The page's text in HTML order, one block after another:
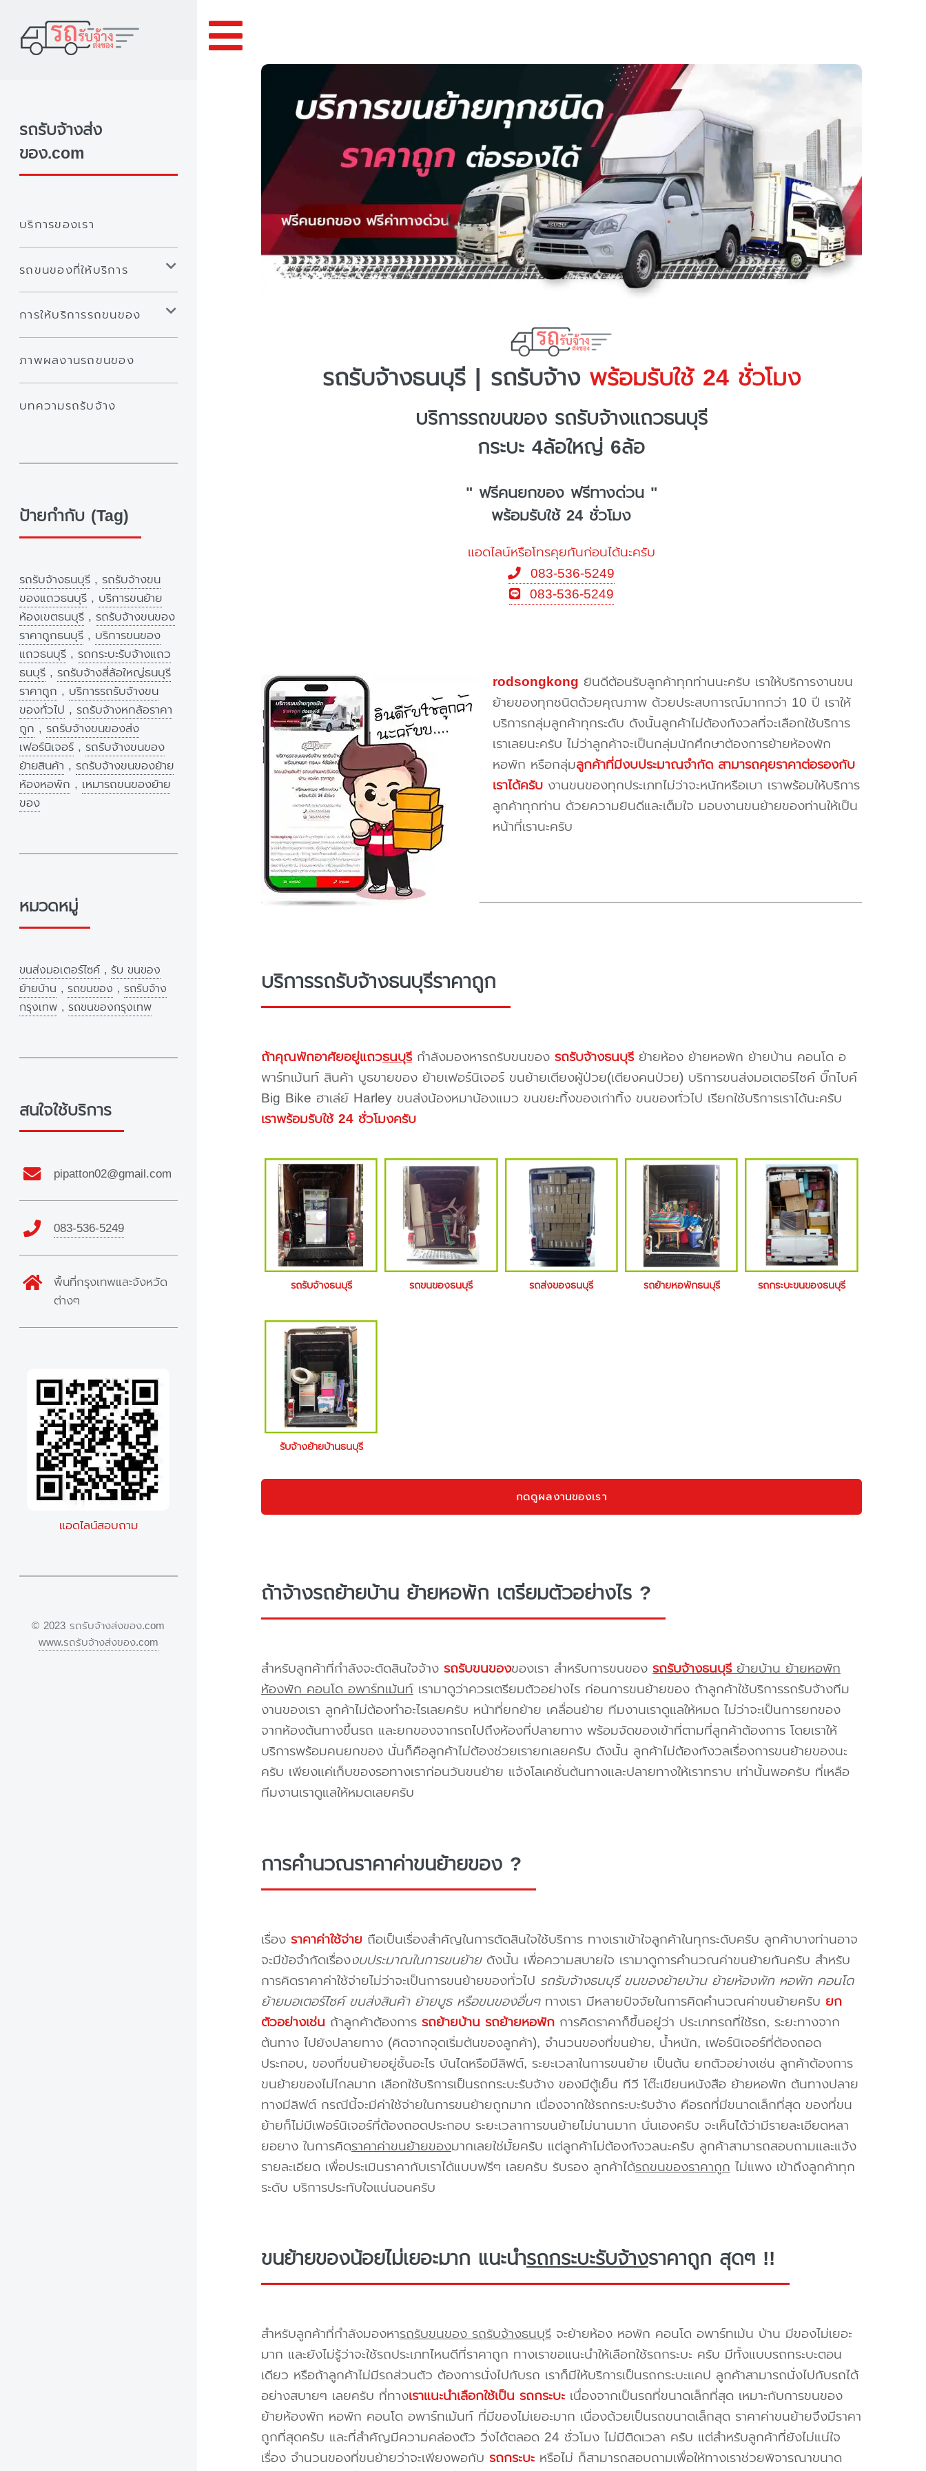
รถรับจ้างธนบุรี | รถรับจ้างพร้อมรับใช้ 24 ชั่วโมง
บริการรถขนของ รถรับจ้างแถวธนบุรี
กระบะ 4ล้อใหญ่ 6ล้อ
" ฟรีคนยกของ ฟรีทางด่วน "
พร้อมรับใช้ 24 ชั่วโมง
แอดไลน์หรือโทรคุยกันก่อนได้นะครับ
083-536-5249
083-536-5249
rodsongkong ยินดีต้อนรับลูกค้าทุกท่านนะครับ เราให้บริการงานขน
ย้ายของทุกชนิดด้วยคุณภาพ ด้วยประสบการณ์มากกว่า 10 ปี เราให้
บริการกลุ่มลูกค้าทุกระดับ ดังนั้นลูกค้าไม่ต้องกังวลที่จะเลือกใช้บริการ
เราเลยนะครับ ไม่ว่าลูกค้าจะเป็นกลุ่มนักศึกษาต้องการย้ายห้องพัก
หอพัก หรือกลุ่มลูกค้าที่มีงบประมาณจำกัด สามารถคุยราคาต่อรองกับ
เราได้ครับงานขนของทุกประเภทไม่ว่าจะหนักหรือเบา เราพร้อมให้บริการ
ลูกค้าทุกท่าน ด้วยความยินดีและเต็มใจ มอบงานขนย้ายของท่านให้เป็น
หน้าที่เรานะครับ
บริการรถรับจ้างธนบุรีราคาถูก
ถ้าคุณพักอาศัยอยู่แถวธนบุรีกำลังมองหารถรับขนของ รถรับจ้างธนบุรีย้ายห้อง ย้ายหอพัก ย้ายบ้าน คอนโด อ
พาร์ทเม้นท์ สินค้า บูธขายของ ย้ายเฟอร์นิเจอร์ ขนย้ายเตียงผู้ป่วย(เตียงคนป่วย) บริการขนส่งมอเตอร์ไซค์ บิ๊กไบค์
Big Bike ฮาเล่ย์ Harley ขนส่งน้องหมาน้องแมว ขนขยะทิ้งของเก่าทิ้ง ขนของทั่วไป เรียกใช้บริการเราได้นะครับ
เราพร้อมรับใช้ 24 ชั่วโมงครับ
รถรับจ้างธนบุรี รถขนของธนบุรี รถส่งของธนบุรี รถย้ายหอพักธนบุรี รถกระบะขนของธนบุรี
รับจ้างย้ายบ้านธนบุรี
กดดูผลงานของเรา
ถ้าจ้างรถย้ายบ้าน ย้ายหอพัก เตรียมตัวอย่างไร ?
สำหรับลูกค้าที่กำลังจะตัดสินใจจ้าง รถรับขนของของเรา สำหรับการขนของ รถรับจ้างธนบุรีย้ายบ้าน ย้ายหอพัก
ห้องพัก คอนโด อพาร์ทเม้นท์เรามาดูว่าควรเตรียมตัวอย่างไร ก่อนการขนย้ายของ ถ้าลูกค้าใช้บริการรถรับจ้างทีม
งานของเรา ลูกค้าไม่ต้องทำอะไรเลยครับ หน้าที่ยกย้าย เคลื่อนย้าย ทีมงานเราดูแลให้หมด ไม่ว่าจะเป็นการยกของ
จากห้องต้นทางขึ้นรถ และยกของจากรถไปถึงห้องที่ปลายทาง พร้อมจัดของเข้าที่ตามที่ลูกค้าต้องการ โดยเราให้
บริการพร้อมคนยกของ นั่นก็คือลูกค้าไม่ต้องช่วยเรายกเลยครับ ดังนั้น ลูกค้าไม่ต้องกังวลเรื่องการขนย้ายของนะ
ครับ เพียงแค่เก็บของรอทางเราก่อนวันขนย้าย แจ้งโลเคชั่นต้นทางและปลายทางให้เราทราบ เท่านั้นพอครับ ที่เหลือ
ทีมงานเราดูแลให้หมดเลยครับ
การคำนวณราคาค่าขนย้ายของ ?
เรื่อง ราคาค่าใช้จ่าย ถือเป็นเรื่องสำคัญในการตัดสินใจใช้บริการ ทางเราเข้าใจลูกค้าในทุกระดับครับ ลูกค้าบางท่านอาจ
จะมีข้อจำกัดเรื่องงบประมาณในการขนย้ายดังนั้น เพื่อความสบายใจ เรามาดูการคำนวณค่าขนย้ายกันครับ สำหรับ
การคิดราคาค่าใช้จ่ายไม่ว่าจะเป็นการขนย้ายของทั่วไป รถรับจ้างธนบุรี ขนของย้ายบ้าน ย้ายห้องพัก หอพัก คอนโด
ย้ายมอเตอร์ไซค์ ขนส่งสินค้า ย้ายบูธ หรือขนของอื่นๆทางเรา มีหลายปัจจัยในการคิดคำนวณค่าขนย้ายครับ ยก
ตัวอย่างเช่น ถ้าลูกค้าต้องการ รถย้ายบ้าน รถย้ายหอพักการคิดราคาก็ขึ้นอยู่ว่า ประเภทรถที่ใช้รถ, ระยะทางจาก
ต้นทาง ไปยังปลายทาง (คิดจากจุดเริ่มต้นของลูกค้า), จำนวนของที่ขนย้าย, น้ำหนัก, เฟอร์นิเจอร์ที่ต้องถอด
ประกอบ, ของที่ขนย้ายอยู่ชั้นอะไร บันไดหรือมีลิฟต์, ระยะเวลาในการขนย้าย เป็นต้น ยกตัวอย่างเช่น ลูกค้าต้องการ
ขนย้ายของไม่ไกลมาก เลือกใช้บริการเป็นรถกระบะรับจ้าง ของมีตู้เย็น ทีวี โต๊ะเขียนหนังสือ ย้ายหอพัก ต้นทางปลาย
ทางมีลิฟต์ กรณีนี้จะมีค่าใช้จ่ายในการขนย้ายถูกมาก เนื่องจากใช้รถกระบะรับจ้าง คือรถที่มีขนาดเล็กที่สุด ของที่ขน
ย้ายก็ไม่มีเฟอร์นิเจอร์ที่ต้องถอดประกอบ ระยะเวลาการขนย้ายไม่นานมาก นั่นเองครับ จะเห็นได้ว่ามีรายละเอียดหลา
ยอยาง ในการคิดราคาค่าขนย้ายของมากเลยใช่มั้ยครับ แต่ลูกค้าไม่ต้องกังวลนะครับ ลูกค้าสามารถสอบถามและแจ้ง
รายละเอียด เพื่อประเมินราคากับเราได้แบบฟรีๆ เลยครับ รับรอง ลูกค้าได้รถขนของราคาถูกไม่แพง เข้าถึงลูกค้าทุก
ระดับ บริการประทับใจแน่นอนครับ
ขนย้ายของน้อยไม่เยอะมาก แนะนำรถกระบะรับจ้างราคาถูก สุดๆ !!
สำหรับลูกค้าที่กำลังมองหารถรับขนของ รถรับจ้างธนบุรีจะย้ายห้อง หอพัก คอนโด อพาร์ทเม้น บ้าน มีของไม่เยอะ
มาก และยังไม่รู้ว่าจะใช้รถประเภทไหนดีที่ราคาถูก ทางเราขอแนะนำให้เลือกใช้รถกระบะ ครับ มีทั้งแบบรถกระบะตอน
เดียว หรือถ้าลูกค้าไม่มีรถส่วนตัว ต้องการนั่งไปกับรถ เราก็มีให้บริการเป็นรถกระบะแคป ลูกค้าสามารถนั่งไปกับรถได้
อย่างสบายๆ เลยครับ ที่ทางเราแนะนำเลือกใช้เป็น รถกระบะเนื่องจากเป็นรถที่ขนาดเล็กที่สุด เหมาะกับการขนของ
ย้ายห้องพัก หอพัก คอนโด อพาร์ทเม้นท์ ที่มีของไม่เยอะมาก เนื่องด้วยเป็นรถขนาดเล็กสุด ราคาค่าขนย้ายจึงมีราคา
ถูกที่สุดครับ และที่สำคัญมีความคล่องตัว วิ่งได้ตลอด 24 ชั่วโมง ไม่มีติดเวลา ครับ แต่สำหรับลูกค้าที่ยังไม่แน่ใจ
เรื่อง จำนวนของที่ขนย้ายว่าจะเพียงพอกับ รถกระบะหรือไม่ ก็สามารถสอบถามเพื่อให้ทางเราช่วยพิจารณาขนาด
รถรับจ้างส่ง
ของ.com
บริการของเรา
รถขนของที่ให้บริการ
การให้บริการรถขนของ
ภาพผลงานรถขนของ
บทความรถรับจ้าง
ป้ายกำกับ (Tag)
รถรับจ้างธนบุรี , รถรับจ้างขน
ของแถวธนบุรี , บริการขนย้าย
ห้องเขตธนบุรี , รถรับจ้างขนของ
ราคาถูกธนบุรี , บริการขนของ
แถวธนบุรี , รถกระบะรับจ้างแถว
ธนบุรี , รถรับจ้างสี่ล้อใหญ่ธนบุรี
ราคาถูก , บริการรถรับจ้างขน
ของทั่วไป , รถรับจ้างหกล้อราคา
ถูก , รถรับจ้างขนของส่ง
เฟอร์นิเจอร์ , รถรับจ้างขนของ
ย้ายสินค้า , รถรับจ้างขนของย้าย
ห้องหอพัก , เหมารถขนของย้าย
ของ
หมวดหมู่
ขนส่งมอเตอร์ไซค์ , รับ ขนของ
ย้ายบ้าน , รถขนของ , รถรับจ้าง
กรุงเทพ , รถขนของกรุงเทพ
สนใจใช้บริการ
pipatton02@gmail.com
083-536-5249
พื้นที่กรุงเทพและจังหวัด
ต่างๆ
แอดไลน์สอบถาม
© 2023 รถรับจ้างส่งของ.com
www.รถรับจ้างส่งของ.com